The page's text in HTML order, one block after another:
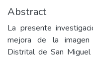
Abstract
La presente
mejora de la imagen
Distrital de San